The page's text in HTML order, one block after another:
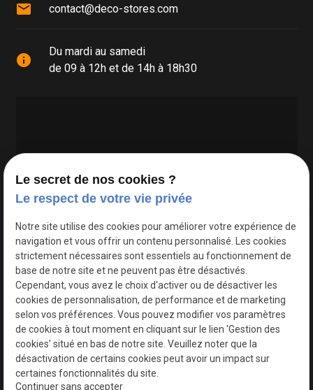
mail contact@deco-stores.com
info
Du mardi au samedi
de 09 à 12h et de 14h à 18h30
Google Maps Search API est désactivé.
Le secret de nos cookies ?
Le respect de votre vie privée
Notre site utilise des cookies pour améliorer votre expérience de
navigation et vous offrir un contenu personnalisé. Les cookies
strictement nécessaires sont essentiels au fonctionnement de
base de notre site et ne peuvent pas être désactivés.
Cependant, vous avez le choix d'activer ou de désactiver les
cookies de personnalisation, de performance et de marketing
selon vos préférences. Vous pouvez modifier vos paramètres
de cookies à tout moment en cliquant sur le lien 'Gestion des
cookies' situé en bas de notre site. Veuillez noter que la
désactivation de certains cookies peut avoir un impact sur
certaines fonctionnalités du site.
Continuer sans accepter